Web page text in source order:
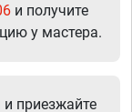
и получите
у мастера.
приезжайте